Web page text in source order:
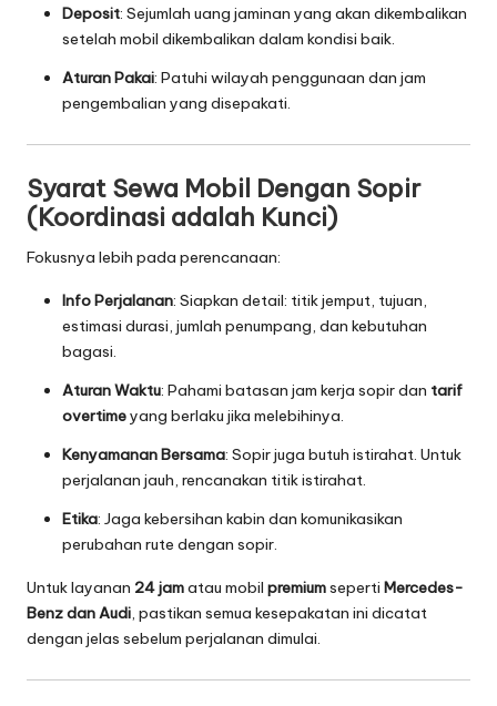
Deposit: Sejumlah uang jaminan yang akan dikembalikan
setelah mobil dikembalikan dalam kondisi baik.
Aturan Pakai: Patuhi wilayah penggunaan dan jam
pengembalian yang disepakati.
Syarat Sewa Mobil Dengan Sopir
(Koordinasi adalah Kunci)
Fokusnya lebih pada perencanaan:
Info Perjalanan: Siapkan detail: titik jemput, tujuan,
estimasi durasi, jumlah penumpang, dan kebutuhan
bagasi.
Aturan Waktu: Pahami batasan jam kerja sopir dan tarif
overtimeyang berlaku jika melebihinya.
Kenyamanan Bersama: Sopir juga butuh istirahat. Untuk
perjalanan jauh, rencanakan titik istirahat.
Etika: Jaga kebersihan kabin dan komunikasikan
perubahan rute dengan sopir.
Untuk layanan 24 jamatau mobil premiumseperti Mercedes-
Benz dan Audi, pastikan semua kesepakatan ini dicatat
dengan jelas sebelum perjalanan dimulai.